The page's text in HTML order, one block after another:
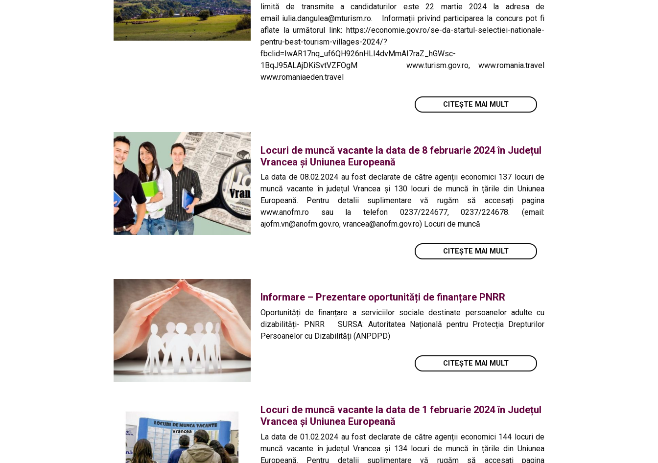
limită de transmite a candidaturilor este 22 martie 2024 la adresa de
email iulia.dangulea@mturism.ro. Informații privind participarea la concurs pot fi
aflate la următorul link: https://economie.gov.ro/se-da-startul-selectiei-nationale-
pentru-best-tourism-villages-2024/?
fbclid=IwAR17nq_uf6QH926nHLI4dvMmAI7raZ_hGWsc-
1BqJ95ALAjDKiSvtVZFOgM www.turism.gov.ro, www.romania.travel
www.romaniaeden.travel
CITEȘTE MAI MULT
Locuri de muncă vacante la data de 8 februarie 2024 în Județul
Vrancea și Uniunea Europeană
La data de 08.02.2024 au fost declarate de către agenții economici 137 locuri de
muncă vacante în județul Vrancea și 130 locuri de muncă în țările din Uniunea
Europeană. Pentru detalii suplimentare vă rugăm să accesați pagina
www.anofm.ro sau la telefon 0237/224677, 0237/224678. (email:
ajofm.vn@anofm.gov.ro, vrancea@anofm.gov.ro) Locuri de muncă
CITEȘTE MAI MULT
Informare – Prezentare oportunități de finanțare PNRR
Oportunități de finanțare a serviciilor sociale destinate persoanelor adulte cu
dizabilități- PNRR SURSA: Autoritatea Națională pentru Protecția Drepturilor
Persoanelor cu Dizabilități (ANPDPD)
CITEȘTE MAI MULT
Locuri de muncă vacante la data de 1 februarie 2024 în Județul
Vrancea și Uniunea Europeană
La data de 01.02.2024 au fost declarate de către agenții economici 144 locuri de
muncă vacante în județul Vrancea și 134 locuri de muncă în țările din Uniunea
Europeană. Pentru detalii suplimentare vă rugăm să accesați pagina